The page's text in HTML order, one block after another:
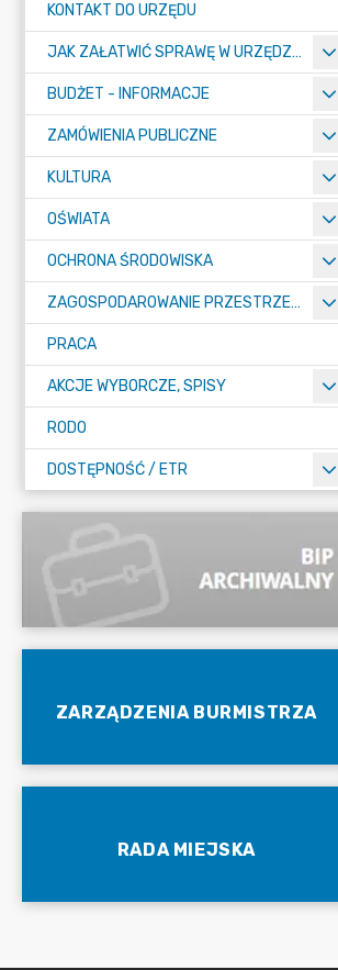
KONTAKT DO URZĘDU
JAK ZAŁATWIĆ SPRAWĘ W URZĘDZIE
BUDŻET - INFORMACJE
ZAMÓWIENIA PUBLICZNE
KULTURA
OŚWIATA
OCHRONA ŚRODOWISKA
ZAGOSPODAROWANIE PRZESTRZENNE
PRACA
AKCJE WYBORCZE, SPISY
RODO
DOSTĘPNOŚĆ / ETR
ZARZĄDZENIA BURMISTRZA
RADA MIEJSKA